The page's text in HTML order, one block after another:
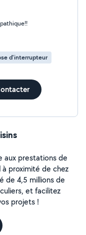
d'interrupteur
aux prestations de
proximité de chez
de 4,5 millions de
et facilitez
projets !